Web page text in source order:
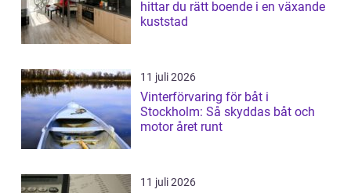
hittar du rätt boende i en växande
kuststad
11 juli 2026
Vinterförvaring för båt i
Stockholm: Så skyddas båt och
motor året runt
11 juli 2026